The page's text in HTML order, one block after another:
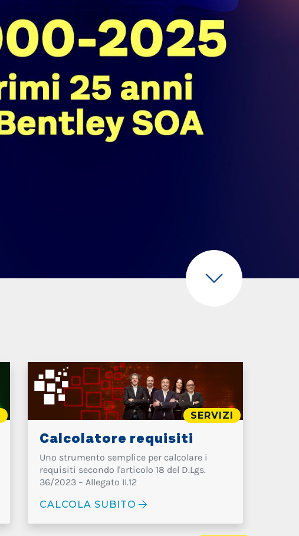
SERVIZI
Calcolatore requisiti
Uno strumento semplice per calcolare i
requisiti secondo l'articolo 18 del D.Lgs.
36/2023 – Allegato II.12
CALCOLA SUBITO